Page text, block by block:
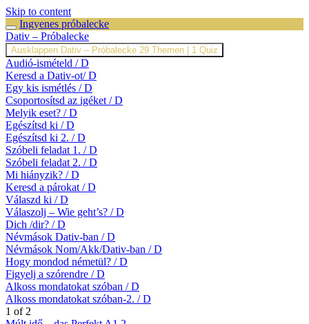
Skip to content
Ingyenes próbalecke
Dativ – Próbalecke
Ausklappen Dativ – Próbalecke 29 Themen 1 Quiz
Audió-ismételd / D
Keresd a Dativ-ot/ D
Egy kis ismétlés / D
Csoportosítsd az igéket / D
Melyik eset? / D
Egészítsd ki / D
Egészítsd ki 2. / D
Szóbeli feladat 1. / D
Szóbeli feladat 2. / D
Mi hiányzik? / D
Keresd a párokat / D
Válaszd ki / D
Válaszolj – Wie geht’s? / D
Dich /dir? / D
Névmások Dativ-ban / D
Névmások Nom/Akk/Dativ-ban / D
Hogy mondod németül? / D
Figyelj a szórendre / D
Alkoss mondatokat szóban / D
Alkoss mondatokat szóban-2. / D
1 of 2